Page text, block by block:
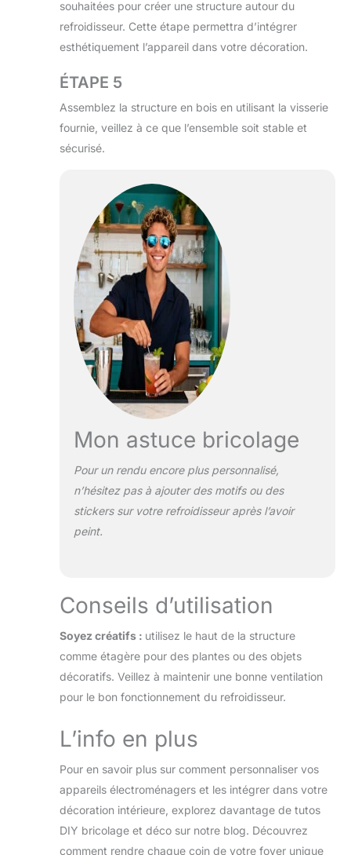
souhaitées pour créer une structure autour du
refroidisseur. Cette étape permettra d’intégrer
esthétiquement l’appareil dans votre décoration.
ÉTAPE 5
Assemblez la structure en bois en utilisant la visserie
fournie, veillez à ce que l’ensemble soit stable et
sécurisé.
Mon astuce bricolage
Pour un rendu encore plus personnalisé,
n’hésitez pas à ajouter des motifs ou des
stickers sur votre refroidisseur après l’avoir
peint.
Conseils d’utilisation
Soyez créatifs : utilisez le haut de la structure
comme étagère pour des plantes ou des objets
décoratifs. Veillez à maintenir une bonne ventilation
pour le bon fonctionnement du refroidisseur.
L’info en plus
Pour en savoir plus sur comment personnaliser vos
appareils électroménagers et les intégrer dans votre
décoration intérieure, explorez davantage de tutos
DIY bricolage et déco sur notre blog. Découvrez
comment rendre chaque coin de votre foyer unique